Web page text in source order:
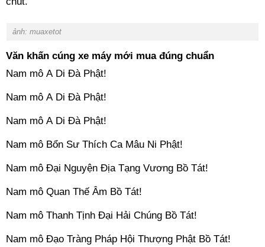
ảnh: muaxetot
Văn khấn cúng xe máy mới mua đúng chuẩn
Nam mô A Di Đà Phật!
Nam mô A Di Đà Phật!
Nam mô A Di Đà Phật!
Nam mô Bổn Sư Thích Ca Mâu Ni Phật!
Nam mô Đại Nguyện Địa Tạng Vương Bồ Tát!
Nam mô Quan Thế Âm Bồ Tát!
Nam mô Thanh Tịnh Đại Hải Chúng Bồ Tát!
Nam mô Đạo Tràng Pháp Hội Thượng Phật Bồ Tát!